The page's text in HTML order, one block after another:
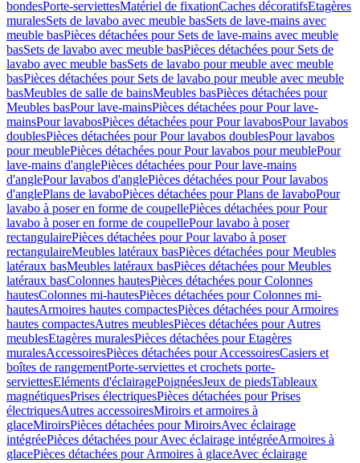
bondesPorte-serviettesMatériel de fixationCaches décoratifsEtagères
muralesSets de lavabo avec meuble basSets de lave-mains avec
meuble basPièces détachées pour Sets de lave-mains avec meuble
basSets de lavabo avec meuble basPièces détachées pour Sets de
lavabo avec meuble basSets de lavabo pour meuble avec meuble
basPièces détachées pour Sets de lavabo pour meuble avec meuble
basMeubles de salle de bainsMeubles basPièces détachées pour
Meubles basPour lave-mainsPièces détachées pour Pour lave-
mainsPour lavabosPièces détachées pour Pour lavabosPour lavabos
doublesPièces détachées pour Pour lavabos doublesPour lavabos
pour meublePièces détachées pour Pour lavabos pour meublePour
lave-mains d'anglePièces détachées pour Pour lave-mains
d'anglePour lavabos d'anglePièces détachées pour Pour lavabos
d'anglePlans de lavaboPièces détachées pour Plans de lavaboPour
lavabo à poser en forme de coupellePièces détachées pour Pour
lavabo à poser en forme de coupellePour lavabo à poser
rectangulairePièces détachées pour Pour lavabo à poser
rectangulaireMeubles latéraux basPièces détachées pour Meubles
latéraux basMeubles latéraux basPièces détachées pour Meubles
latéraux basColonnes hautesPièces détachées pour Colonnes
hautesColonnes mi-hautesPièces détachées pour Colonnes mi-
hautesArmoires hautes compactesPièces détachées pour Armoires
hautes compactesAutres meublesPièces détachées pour Autres
meublesEtagères muralesPièces détachées pour Etagères
muralesAccessoiresPièces détachées pour AccessoiresCasiers et
boîtes de rangementPorte-serviettes et crochets porte-
serviettesEléments d'éclairagePoignéesJeux de piedsTableaux
magnétiquesPrises électriquesPièces détachées pour Prises
électriquesAutres accessoiresMiroirs et armoires à
glaceMiroirsPièces détachées pour MiroirsAvec éclairage
intégréePièces détachées pour Avec éclairage intégréeArmoires à
glacePièces détachées pour Armoires à glaceAvec éclairage